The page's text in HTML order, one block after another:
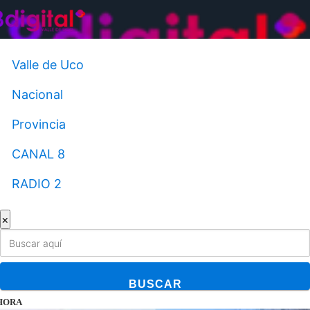
Saltar
al
contenido
Valle de Uco
Nacional
Provincia
CANAL 8
RADIO 2
×
BUSCAR